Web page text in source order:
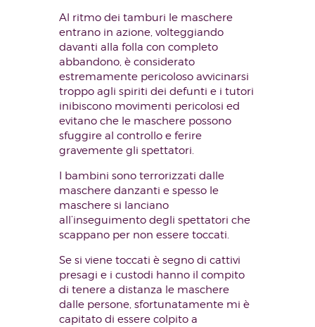
Al ritmo dei tamburi le maschere
entrano in azione, volteggiando
davanti alla folla con completo
abbandono, è considerato
estremamente pericoloso avvicinarsi
troppo agli spiriti dei defunti e i tutori
inibiscono movimenti pericolosi ed
evitano che le maschere possono
sfuggire al controllo e ferire
gravemente gli spettatori.
I bambini sono terrorizzati dalle
maschere danzanti e spesso le
maschere si lanciano
all’inseguimento degli spettatori che
scappano per non essere toccati.
Se si viene toccati è segno di cattivi
presagi e i custodi hanno il compito
di tenere a distanza le maschere
dalle persone, sfortunatamente mi è
capitato di essere colpito a